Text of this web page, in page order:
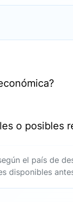
o posibles
el país de
disponibles